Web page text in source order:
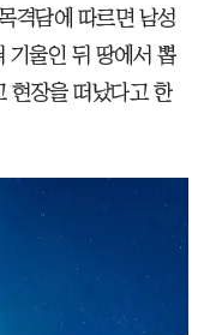
격담에 따르면 남성
기울인 뒤 땅에서 뽑
현장을 떠났다고 한